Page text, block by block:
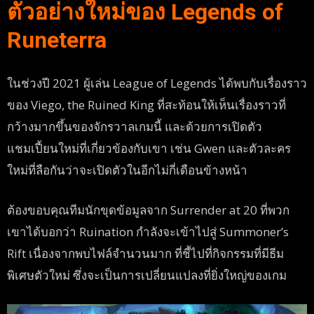
ตัวอย่างใหม่ของ Legends of
Runeterra
ในช่วงปี 2021 ผู้เล่น League of Legends ได้พบกับเรื่องราว
ของ Viego, the Ruined King ที่สะท้อนให้เห็นเรื่องราวที่
กว้างมากขึ้นของจักรวาลเกมนี้ และด้วยการเปิดตัว
แชมเปี้ยนใหม่ที่เกี่ยวข้องกับเขา เช่น Gwen และตัวละคร
ใหม่ที่ลือกันว่าจะเปิดตัวในอีกไม่กี่เดือนข้างหน้า
ต้องขอบคุณทีมนักขุดข้อมูลจาก Surrender at 20 ที่พวก
เขาได้บอกว่า Ruination กำลังจะเข้าไปสู่ Summoner’s
Rift เนื่องจากพบไฟล์จำนวนมาก ที่ชี้ไปที่กิจกรรมที่มีธีม
พิเศษตัวใหม่ ซึ่งจะเป็นการเปลี่ยนแปลงที่ยิ่งใหญ่ของเกม